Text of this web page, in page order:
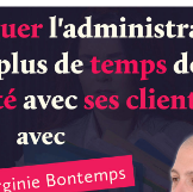
podcast audio sur votre
! Que demander de
une note et un avis
pour le faire
Merci pour votre
à l'action et
pleinement
d'un bilan offert avec